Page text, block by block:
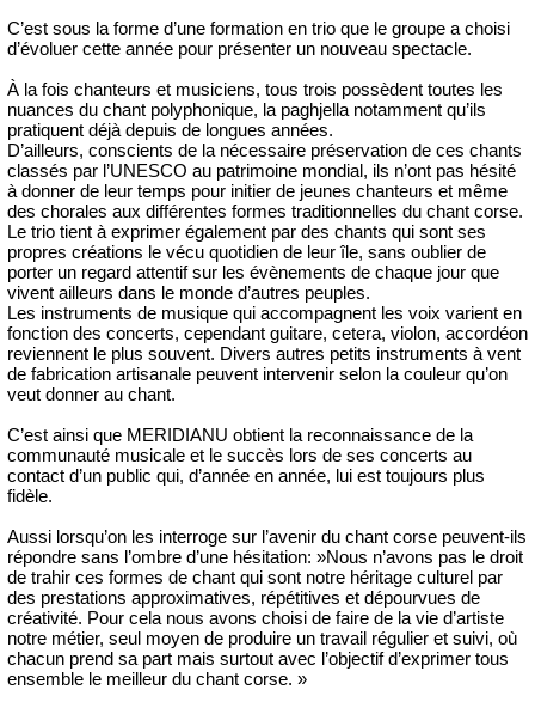
C’est sous la forme d’une formation en trio que le groupe a choisi
d’évoluer cette année pour présenter un nouveau spectacle.
À la fois chanteurs et musiciens, tous trois possèdent toutes les
nuances du chant polyphonique, la paghjella notamment qu’ils
pratiquent déjà depuis de longues années.
D’ailleurs, conscients de la nécessaire préservation de ces chants
classés par l’UNESCO au patrimoine mondial, ils n’ont pas hésité
à donner de leur temps pour initier de jeunes chanteurs et même
des chorales aux différentes formes traditionnelles du chant corse.
Le trio tient à exprimer également par des chants qui sont ses
propres créations le vécu quotidien de leur île, sans oublier de
porter un regard attentif sur les évènements de chaque jour que
vivent ailleurs dans le monde d’autres peuples.
Les instruments de musique qui accompagnent les voix varient en
fonction des concerts, cependant guitare, cetera, violon, accordéon
reviennent le plus souvent. Divers autres petits instruments à vent
de fabrication artisanale peuvent intervenir selon la couleur qu’on
veut donner au chant.
C’est ainsi que MERIDIANU obtient la reconnaissance de la
communauté musicale et le succès lors de ses concerts au
contact d’un public qui, d’année en année, lui est toujours plus
fidèle.
Aussi lorsqu’on les interroge sur l’avenir du chant corse peuvent-ils
répondre sans l’ombre d’une hésitation: »Nous n’avons pas le droit
de trahir ces formes de chant qui sont notre héritage culturel par
des prestations approximatives, répétitives et dépourvues de
créativité. Pour cela nous avons choisi de faire de la vie d’artiste
notre métier, seul moyen de produire un travail régulier et suivi, où
chacun prend sa part mais surtout avec l’objectif d’exprimer tous
ensemble le meilleur du chant corse. »